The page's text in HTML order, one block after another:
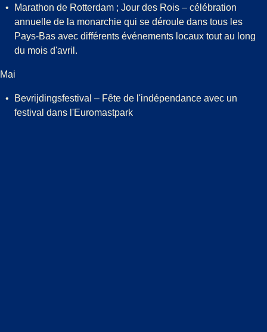
Marathon de Rotterdam ; Jour des Rois – célébration
annuelle de la monarchie qui se déroule dans tous les
Pays-Bas avec différents événements locaux tout au long
du mois d'avril.
Mai
Bevrijdingsfestival – Fête de l'indépendance avec un
festival dans l'Euromastpark